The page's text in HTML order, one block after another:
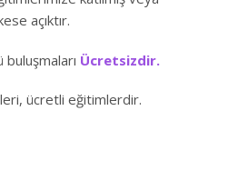
açıktır.
Ücretsizdir.
ücretli eğitimlerdir.